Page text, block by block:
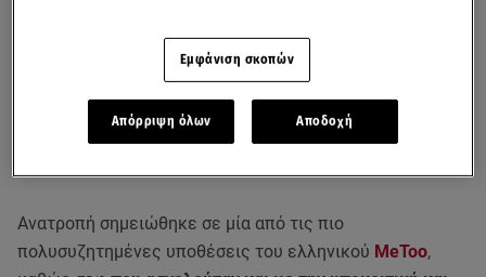
Ανατροπή σημειώθηκε σε μία από τις πιο
πολυσυζητημένες υποθέσεις του ελληνικού MeToo,
Εμφάνιση σκοπών
Απόρριψη όλων Αποδοχή